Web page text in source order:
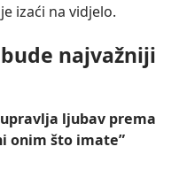
izaći na vidjelo.
najvažniji
ljubav prema
onim što imate”